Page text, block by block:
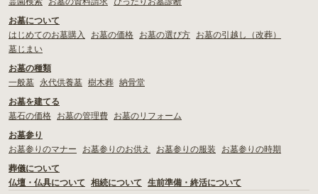
お墓について
はじめてのお墓購入
お墓の価格 お墓の選び方
お墓の引越し（改葬）
墓じまい
お墓の種類
一般墓
永代供養墓 樹木葬 納骨堂
お墓を建てる
墓石の価格
お墓の管理費
お墓のリフォーム
お墓参り
お墓参りのマナー
お墓参りのお供え お墓参りの服装
お墓参りの時期
葬儀について
仏壇・仏具について
相続について 生前準備・終活について